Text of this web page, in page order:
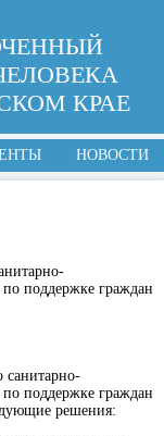
КРАЕ
НОВОСТИ
поддержке граждан
санитарно-
поддержке граждан
решения: